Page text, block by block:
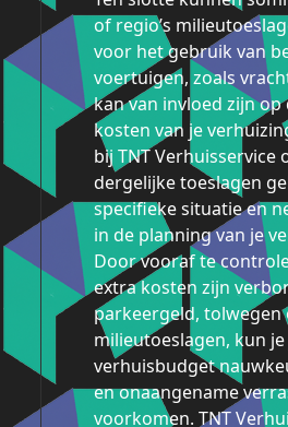
of regio’s
voor het gebruik van
voertuigen, zoals
kan van invloed zijn op
kosten van je
bij TNT Verhuisservice
dergelijke toeslagen
specifieke situatie en
in de planning van je
Door vooraf te
extra kosten zijn
parkeergeld, tolwegen
milieutoeslagen, kun je
verhuisbudget
en onaangename
voorkomen. TNT